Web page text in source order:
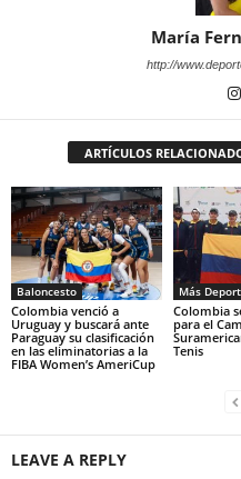
María
http://
ARTÍCULOS
Baloncesto
Colombia venció a
Uruguay y buscará ante
Paraguay su clasificación
en las eliminatorias a la
FIBA Women’s AmeriCup
Más
Colombia
para el
Tenis
LEAVE A REPLY